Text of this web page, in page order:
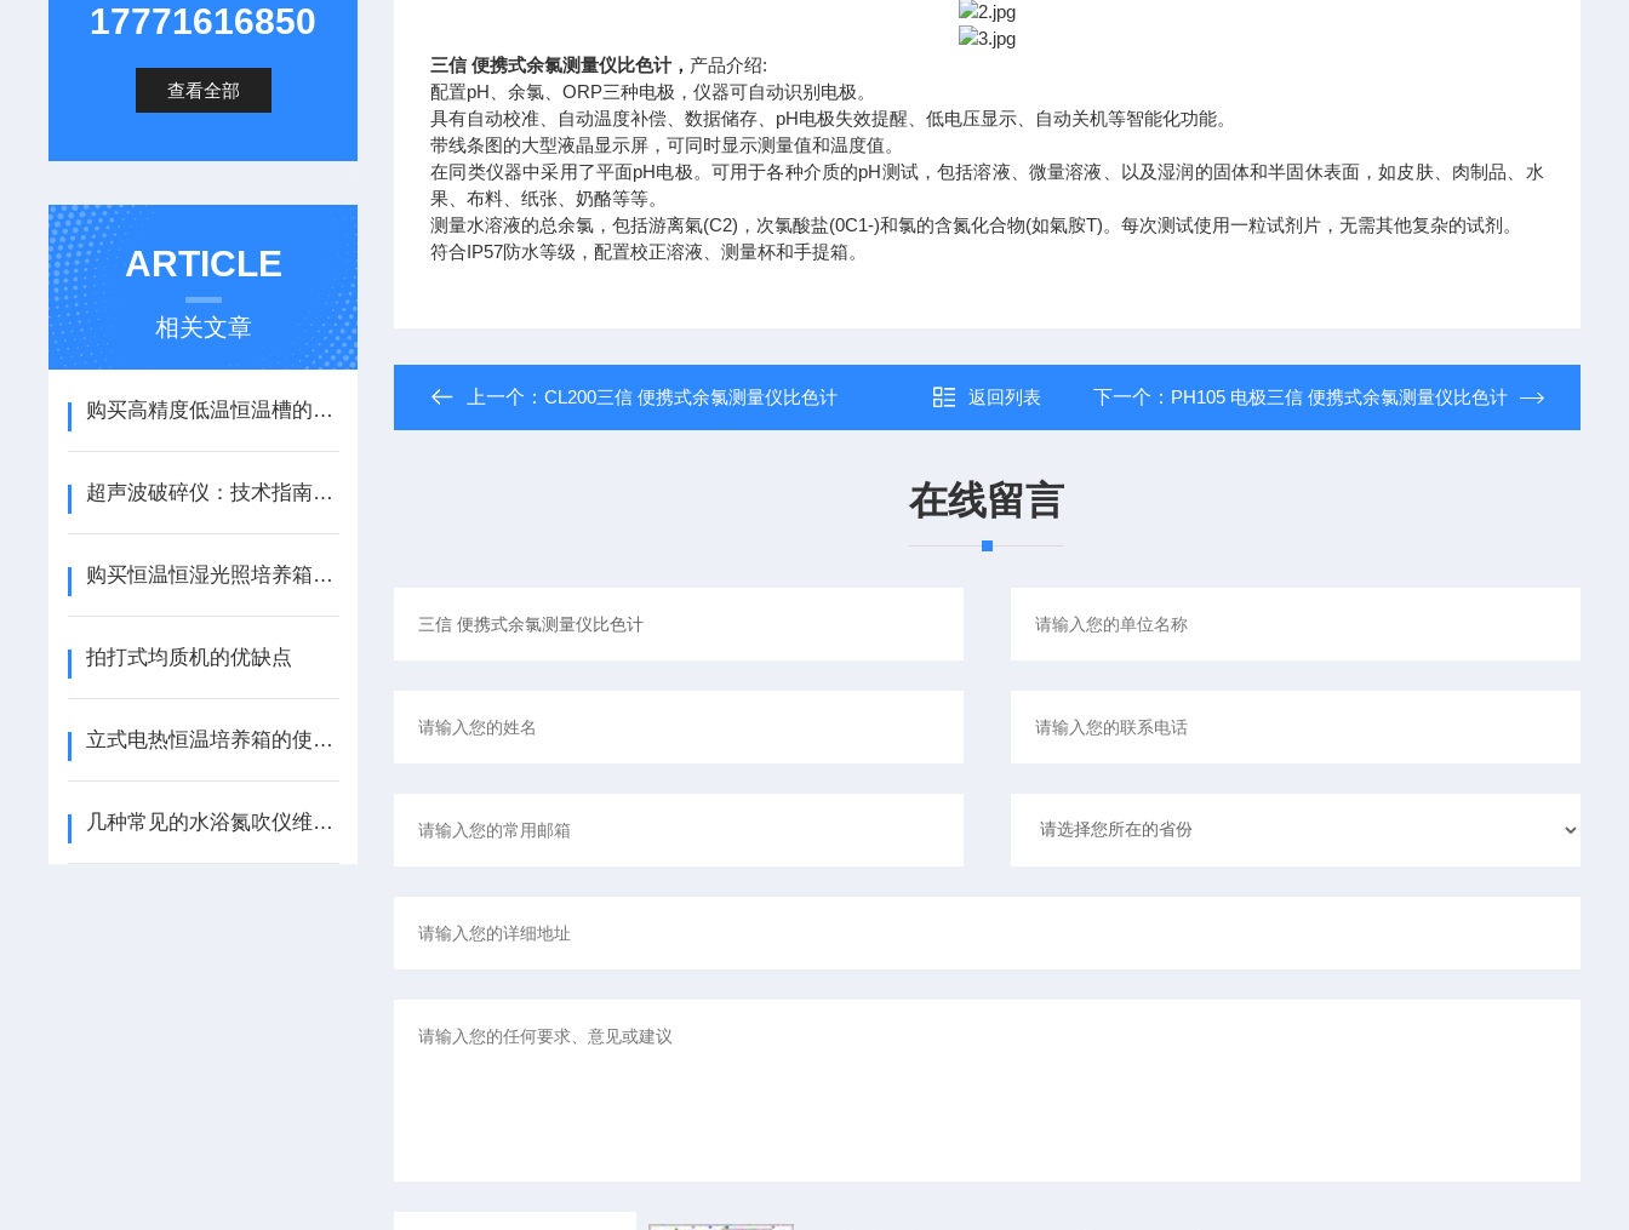
17771616850
查看全部
ARTICLE
相关文章
购买高精度低温恒温槽的关键因素
超声波破碎仪：技术指南与常见问题解答
购买恒温恒湿光照培养箱需要考虑哪些问题
拍打式均质机的优缺点
立式电热恒温培养箱的使用技巧与维护建议
几种常见的水浴氮吹仪维修保养攻略
三信 便携式余氯测量仪比色计， 产品介绍:
配置pH、余氯、ORP三种电极，仪器可自动识别电极。
具有自动校准、自动温度补偿、数据储存、pH电极失效提醒、低电压显示、自动关机等智能化功能。
带线条图的大型液晶显示屏，可同时显示测量值和温度值。
在同类仪器中采用了平面pH电极。可用于各种介质的pH测试，包括溶液、微量溶液、以及湿润的固体和半固休表面，如皮肤、肉制品、水
果、布料、纸张、奶酪等等。
测量水溶液的总余氯，包括游离氣(C2)，次氯酸盐(0C1-)和氯的含氮化合物(如氣胺T)。每次测试使用一粒试剂片，无需其他复杂的试剂。
符合IP57防水等级，配置校正溶液、测量杯和手提箱。
上一个：CL200三信 便携式余氯测量仪比色计 返回列表 下一个： PH105 电极三信 便携式余氯测量仪比色计
在线留言